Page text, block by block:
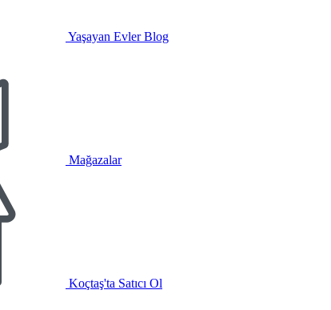
Yaşayan Evler Blog
Mağazalar
Koçtaş'ta Satıcı Ol